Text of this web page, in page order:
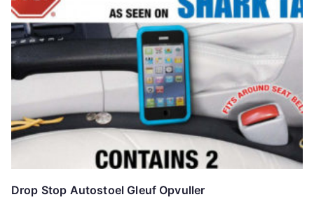
Drop Stop Autostoel Gleuf Opvuller